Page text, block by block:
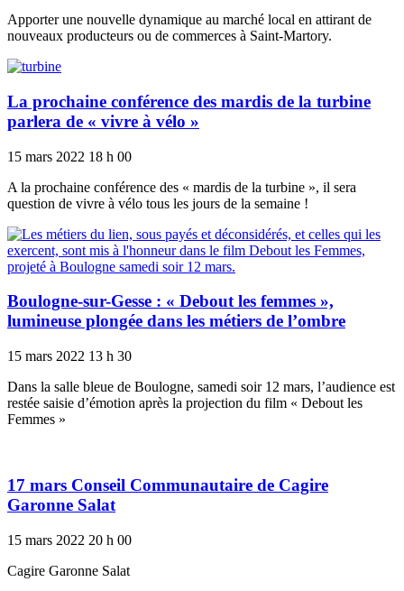
Apporter une nouvelle dynamique au marché local en attirant de
nouveaux producteurs ou de commerces à Saint-Martory.
La prochaine conférence des mardis de la turbine
parlera de « vivre à vélo »
15 mars 2022 18 h 00
A la prochaine conférence des « mardis de la turbine », il sera
question de vivre à vélo tous les jours de la semaine !
Boulogne-sur-Gesse : « Debout les femmes »,
lumineuse plongée dans les métiers de l’ombre
15 mars 2022 13 h 30
Dans la salle bleue de Boulogne, samedi soir 12 mars, l’audience est
restée saisie d’émotion après la projection du film « Debout les
Femmes »
17 mars Conseil Communautaire de Cagire
Garonne Salat
15 mars 2022 20 h 00
Cagire Garonne Salat